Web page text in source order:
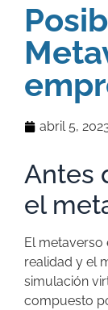
abril 5,
Antes
el
El
realidad y el
simulación
compuesto